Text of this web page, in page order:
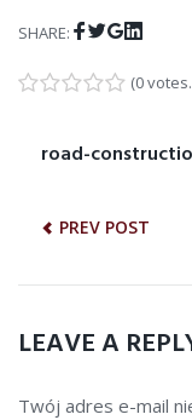
SHARE: Facebook
Twitter
Google+
(0 votes
road-
PREV POST
Previous
LEAVE A
Twój adres e-mail